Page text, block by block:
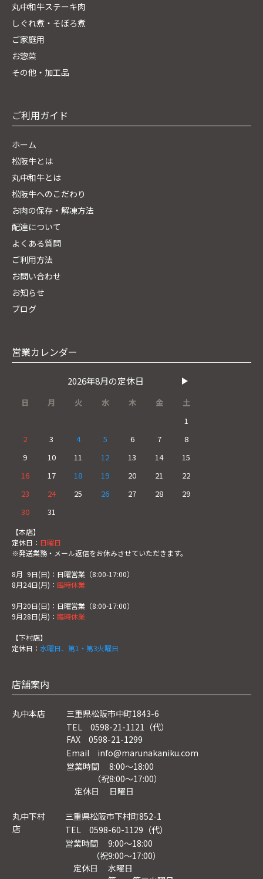
丸中和牛ステーキ肉
しぐれ煮・そぼろ煮
ご家庭用
お惣菜
その他・加工品
ご利用ガイド
ホーム
松阪牛とは
丸中和牛とは
松阪牛へのこだわり
お肉の保存・解凍方法
配達について
よくある質問
ご利用方法
お問い合わせ
お知らせ
ブログ
営業カレンダー
2026年8月の定休日
日 月 火 水 木 金
土
1
2
3 4 5 6 7
8
9
10 11 12 13 14
15
16
17 18 19 20 21
22
23
24 25 26 27 28
29
30
31
【本店】
定休日： 日曜日
※発送業務・メール返信をお休みさせていただきます。
8月 9日(日)：日曜営業（8:00-17:00）
8月24日(月)： 臨時休業
9月20日(日)：日曜営業（8:00-17:00）
9月28日(月)： 臨時休業
【下村店】
定休日： 水曜日、第1・第3火曜日
店舗案内
丸中本店
三重県松阪市中町1843-6
TEL 0598-21-1121（代）
FAX 0598-21-1299
Email info@marunakaniku.com
営業時間 8:00～18:00
（祝8:00〜17:00）
定休日 日曜日
丸中下村
店
三重県松阪市下村町852-1
TEL 0598-60-1129（代）
営業時間 9:00～18:00
（祝9:00〜17:00）
定休日 水曜日